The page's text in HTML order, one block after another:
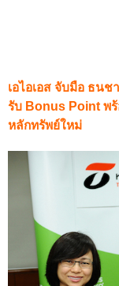
เอไอเอส จับมือ ธน
รับ Bonus Point พ
หลักทรัพย์ใหม่